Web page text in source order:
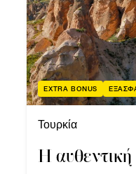
EXTRA BONUS
Τουρκία
Η